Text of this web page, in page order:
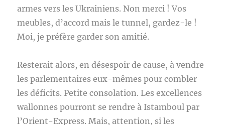
armes vers les Ukrainiens. Non merci ! Vos
meubles, d’accord mais le tunnel, gardez-le !
Moi, je préfère garder son amitié.
Resterait alors, en désespoir de cause, à vendre
les parlementaires eux-mêmes pour combler
les déficits. Petite consolation. Les excellences
wallonnes pourront se rendre à Istamboul par
l’Orient-Express. Mais, attention, si les